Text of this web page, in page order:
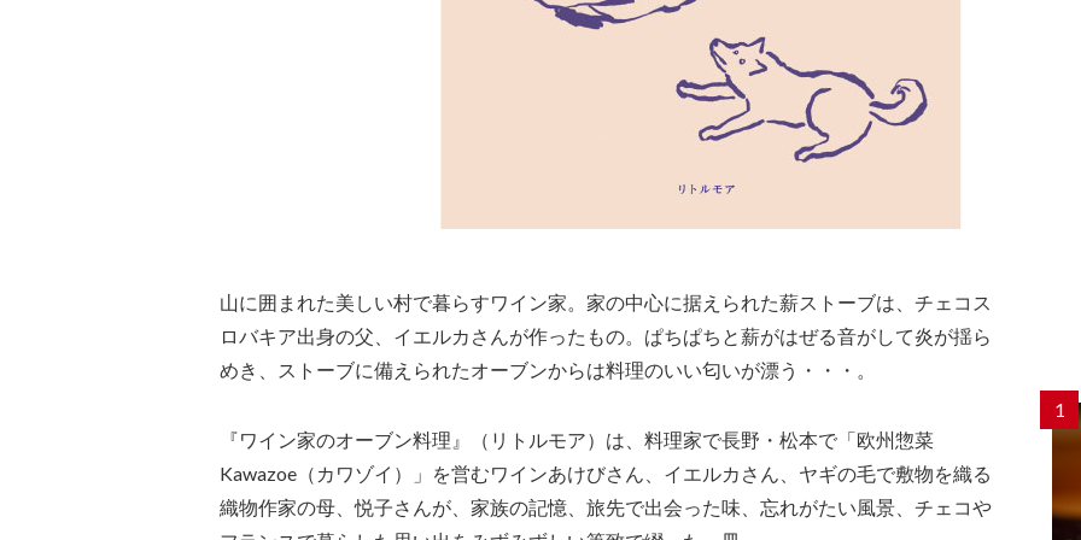
山に囲まれた美しい村で暮らすワイン家。家の中心に据えられた薪ストーブは、チェコス
ロバキア出身の父、イエルカさんが作ったもの。ぱちぱちと薪がはぜる音がして炎が揺ら
めき、ストーブに備えられたオーブンからは料理のいい匂いが漂う・・・。
『ワイン家のオーブン料理』（リトルモア）は、料理家で長野・松本で「欧州惣菜
Kawazoe（カワゾイ）」を営むワインあけびさん、イエルカさん、ヤギの毛で敷物を織る
織物作家の母、悦子さんが、家族の記憶、旅先で出会った味、忘れがたい風景、チェコや
1